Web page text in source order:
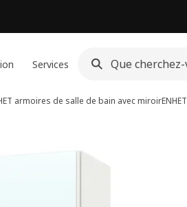
Services
armoires de salle de bain avec miroirENHET